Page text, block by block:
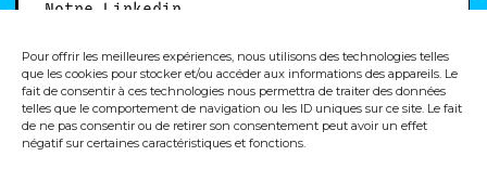
Pour offrir les meilleures expériences, nous utilisons des technologies telles
que les cookies pour stocker et/ou accéder aux informations des appareils. Le
fait de consentir à ces technologies nous permettra de traiter des données
telles que le comportement de navigation ou les ID uniques sur ce site. Le fait
de ne pas consentir ou de retirer son consentement peut avoir un effet
négatif sur certaines caractéristiques et fonctions.
Notre Linkedin
Autres services
Formation analytics